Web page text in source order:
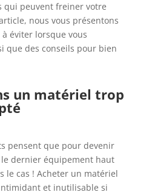
qui peuvent freiner votre
nous vous présentons
éviter lorsque vous
que des conseils pour bien
un matériel trop
pensent que pour devenir
dernier équipement haut
le cas ! Acheter un matériel
et inutilisable si